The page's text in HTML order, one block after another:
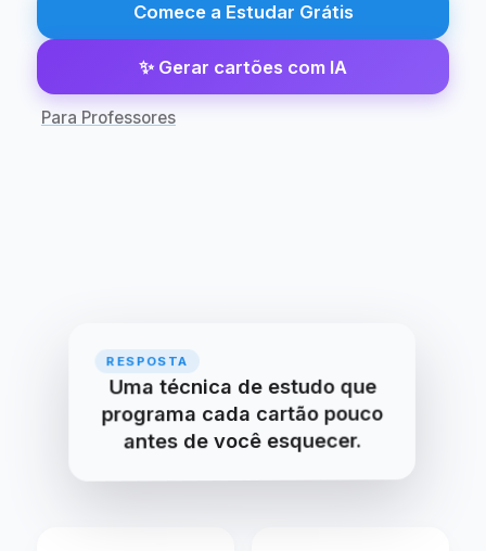
Comece a Estudar Grátis
✨ Gerar cartões com IA
Para Professores
PERGUNTA
O que é repetição espaçada?
Uma técnica de estudo que
programa cada cartão pouco
antes de você esquecer.